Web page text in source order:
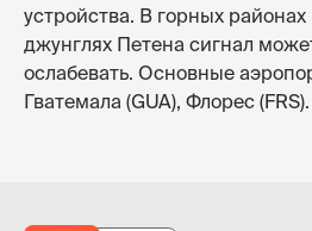
устройства. В горных
джунглях Петена сигнал
ослабевать. Основные
Гватемала (GUA), Флорес (FRS).